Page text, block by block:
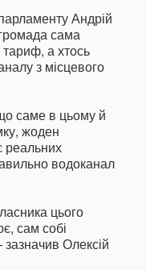
Андрій
сама
тариф, а хтось
з місцевого
саме в цьому й
жоден
реальних
водоканал
цього
сам собі
Олексій